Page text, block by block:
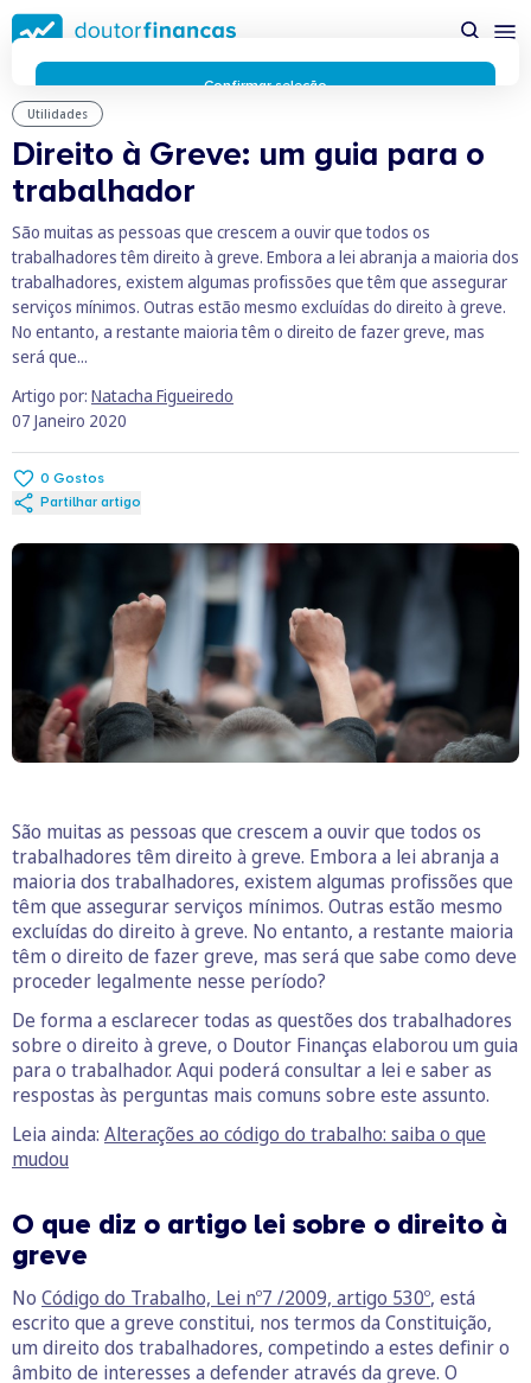
Saltar
para
conteúdo
principal
Utilidades
Direito à Greve: um guia para o
trabalhador
São muitas as pessoas que crescem a ouvir que todos os
trabalhadores têm direito à greve. Embora a lei abranja a maioria dos
trabalhadores, existem algumas profissões que têm que assegurar
serviços mínimos. Outras estão mesmo excluídas do direito à greve.
No entanto, a restante maioria têm o direito de fazer greve, mas
será que...
Artigo por: Natacha Figueiredo
07 Janeiro 2020
0 Gostos
Partilhar artigo
São muitas as pessoas que crescem a ouvir que todos os
trabalhadores têm direito à greve. Embora a lei abranja a
maioria dos trabalhadores, existem algumas profissões que
têm que assegurar serviços mínimos. Outras estão mesmo
excluídas do direito à greve. No entanto, a restante maioria
têm o direito de fazer greve, mas será que sabe como deve
proceder legalmente nesse período?
De forma a esclarecer todas as questões dos trabalhadores
sobre o direito à greve, o Doutor Finanças elaborou um guia
para o trabalhador. Aqui poderá consultar a lei e saber as
respostas às perguntas mais comuns sobre este assunto.
Leia ainda: Alterações ao código do trabalho: saiba o que
mudou
O que diz o artigo lei sobre o direito à
greve
No Código do Trabalho, Lei nº7 /2009, artigo 530º, está
escrito que a greve constitui, nos termos da Constituição,
um direito dos trabalhadores, competindo a estes definir o
âmbito de interesses a defender através da greve. O
possível enquanto utilizador do portal Doutor Finanças e
personalizar conteúdos e anúncios.
Saiba mais sobre as
funcionalidades dos cookiesaqui.
Respeitamos a sua privacidade e estamos comprometidos com
a transparência no uso de cookies no nosso website. Não
recolhemos, processamos ou armazenamos quaisquer dados
pessoais através de cookies durante a navegação normal no
essenciais e funcionais que melhoram o desempenho do site e
a experiência do utilizador. Estes cookies não contêm
informações pessoalmente identificáveis e não rastreiam a
sua atividade fora do nosso site. Conheça a nossaPolítica de
Privacidade
O business.safety.google usa cookies da Google para oferecer
os respetivos serviços, melhorar a qualidade destes e analisar
o tráfego.
Cookies para marketing e personalização
Confirmar seleção